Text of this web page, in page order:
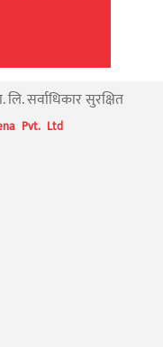
सर्वाधिकार सुरक्षित
Pvt. Ltd